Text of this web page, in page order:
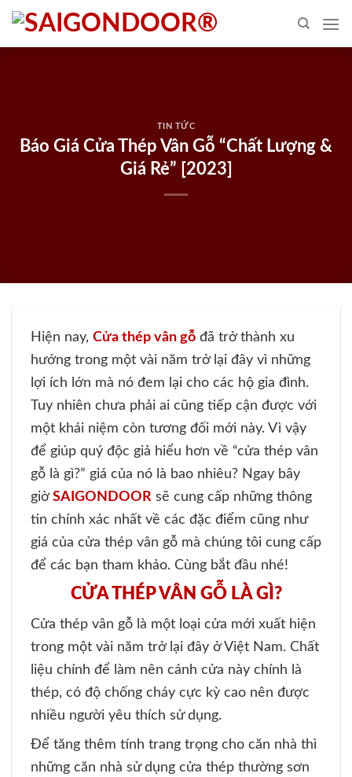
Skip
content
TIN TỨC
Báo Giá Cửa Thép Vân Gỗ “Chất Lượng &
Giá Rẻ” [2023]
Hiện nay, Cửa thép vân gỗ đã trở thành xu
hướng trong một vài năm trở lại đây vì những
lợi ích lớn mà nó đem lại cho các hộ gia đình.
Tuy nhiên chưa phải ai cũng tiếp cận được với
một khái niệm còn tương đối mới này. Vì vậy
để giúp quý độc giả hiểu hơn về “cửa thép vân
gỗ là gì?” giá của nó là bao nhiêu? Ngay bây
giờSAIGONDOOR sẽ cung cấp những thông
tin chính xác nhất về các đặc điểm cũng như
giá của cửa thép vân gỗ mà chúng tôi cung cấp
để các bạn tham khảo. Cùng bắt đầu nhé!
CỬA THÉP VÂN GỖ LÀ GÌ?
Cửa thép vân gỗ là một loại cửa mới xuất hiện
trong một vài năm trở lại đây ở Việt Nam. Chất
liệu chính để làm nên cánh cửa này chính là
thép, có độ chống cháy cực kỳ cao nên được
nhiều người yêu thích sử dụng.
Để tăng thêm tính trang trọng cho căn nhà thì
những căn nhà sử dụng cửa thép thường sơn